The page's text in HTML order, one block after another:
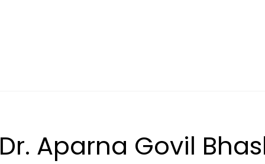
Dr. Aparna Govil